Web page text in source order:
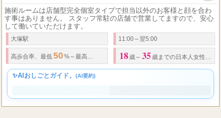
施術ルームは店舗型完全個室タイプで担当以外のお客様と顔を合わ
す事はありません。 スタッフ常駐の店舗で営業してますので、安心
して働いていただけます。
大塚駅 11:00～翌5:00
高歩合率、最低50%～最高 ％バック可能！ 【わかりやすい、バック率
18 歳～ 35 歳までの日本人女性（高校生不可、
✨AIおしごとガイド。 (AI要約)